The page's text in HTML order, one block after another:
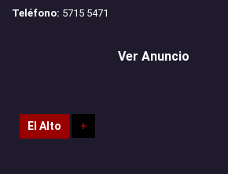
Teléfono: 5715 5471
Ver Anuncio
El Alto +